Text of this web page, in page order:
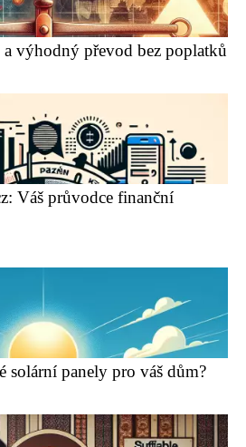
výhodný převod bez poplatků
Váš průvodce finanční
solární panely pro váš dům?